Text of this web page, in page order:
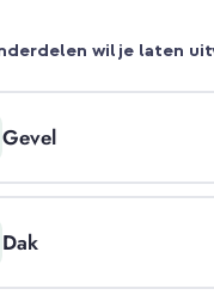
wil je laten
Gevel
Dak